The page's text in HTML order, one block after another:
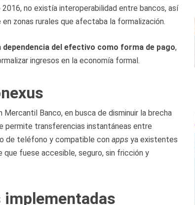
no existía interoperabilidad entre bancos, así
zonas rurales que afectaba la formalización.
dependencia del efectivo como forma de pago,
ingresos en la economía formal.
Banco, en busca de disminuir la brecha
permite transferencias instantáneas entre
de teléfono y compatible con apps ya existentes
que fuese accesible, seguro, sin fricción y